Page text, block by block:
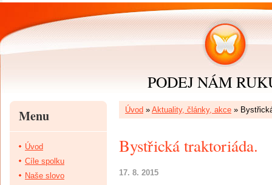
PODEJ NÁM
Úvod » Aktuality, články, akce »
Bystřická traktoriáda.
17. 8. 2015
Menu
Úvod
Cíle spolku
Naše slovo